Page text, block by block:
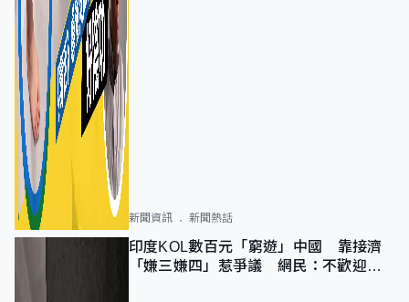
新聞資訊 新聞熱話
印度KOL數百元「窮遊」中國 靠接濟
「嫌三嫌四」惹爭議 網民：不歡迎劣